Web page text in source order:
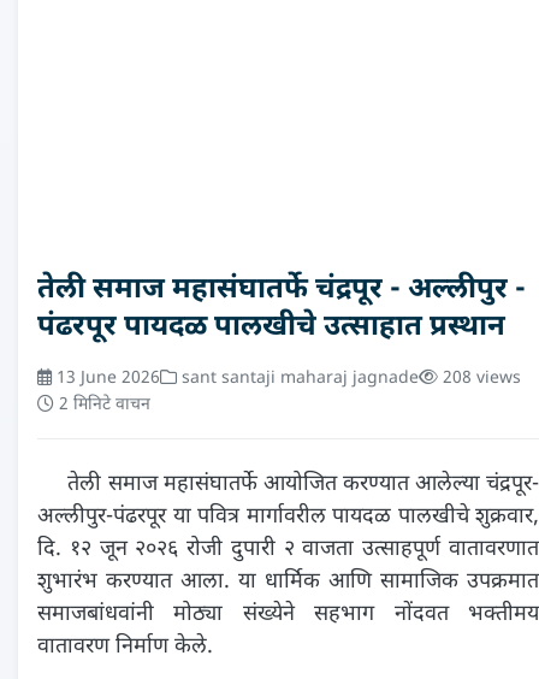
तेली समाज महासंघातर्फे चंद्रपूर - अल्लीपुर -
पंढरपूर पायदळ पालखीचे उत्साहात प्रस्थान
13 June 2026 sant santaji maharaj jagnade
208 views
2 मिनिटे वाचन
तेली समाज महासंघातर्फे आयोजित करण्यात आलेल्या चंद्रपूर-
अल्लीपुर-पंढरपूर या पवित्र मार्गावरील पायदळ पालखीचे शुक्रवार,
दि. १२ जून २०२६ रोजी दुपारी २ वाजता उत्साहपूर्ण वातावरणात
शुभारंभ करण्यात आला. या धार्मिक आणि सामाजिक उपक्रमात
समाजबांधवांनी मोठ्या संख्येने सहभाग नोंदवत भक्तीमय
वातावरण निर्माण केले.